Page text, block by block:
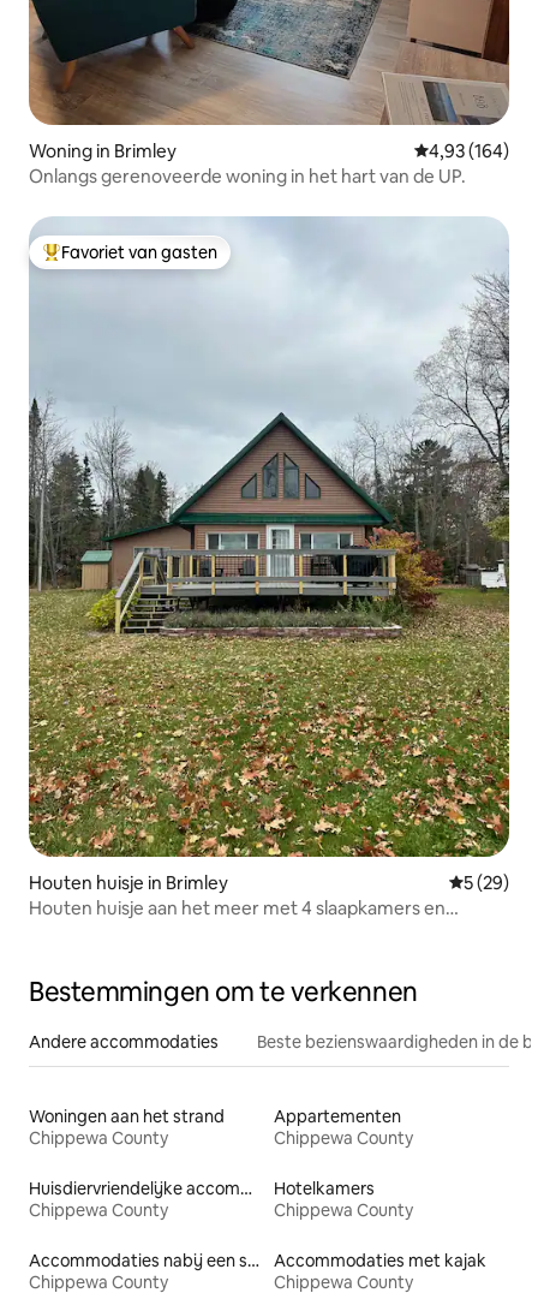
Woning in Brimley Gemiddelde
4,93 (164)
Onlangs gerenoveerde woning in het hart van de UP.
Topfavoriet van gasten
Favoriet van gasten
Houten huisje in Brimley
5 (29)
Houten huisje aan het meer met 4 slaapkamers en
Bestemmingen om te verkennen
Andere accommodaties Beste bezienswaardigheden in de
Woningen aan het strand
Chippewa County
Appartementen
Chippewa County
Huisdiervriendelijke accommodaties
Chippewa County
Hotelkamers
Chippewa County
Accommodaties nabij een strand
Chippewa County
Accommodaties met kajak
Chippewa County